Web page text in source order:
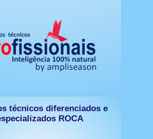
técnicos diferenciados e
ROCA